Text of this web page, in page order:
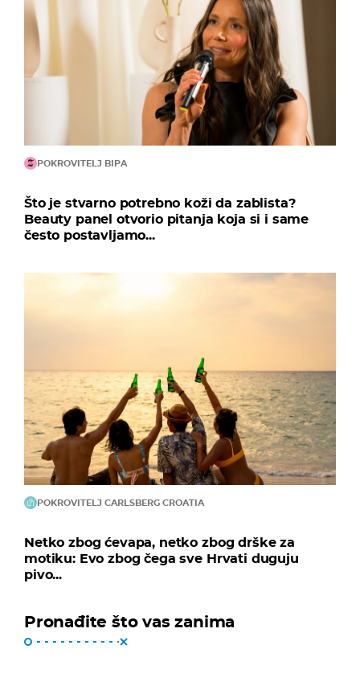
POKROVITELJ BIPA
Što je stvarno potrebno koži da zablista?
Beauty panel otvorio pitanja koja si i same
često postavljamo...
POKROVITELJ CARLSBERG CROATIA
Netko zbog ćevapa, netko zbog drške za
motiku: Evo zbog čega sve Hrvati duguju
pivo...
Pronađite što vas zanima